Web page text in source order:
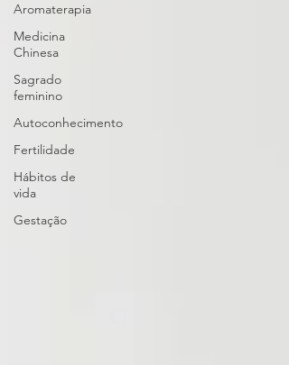
Aromaterapia
Medicina
Chinesa
Sagrado
feminino
Autoconhecimento
Fertilidade
Hábitos de
vida
Gestação